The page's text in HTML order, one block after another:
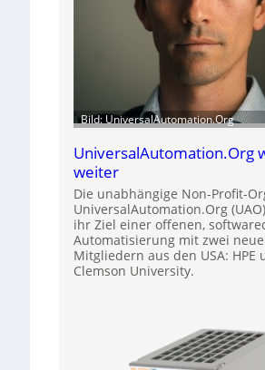
Bild: UniversalAutomation.Org
UniversalAutomation.Org
weiter
Die unabhängige Non-Profit-
UniversalAutomation.Org
ihr Ziel einer offenen,
Automatisierung mit zwei
Mitgliedern aus den USA: HPE
Clemson University.